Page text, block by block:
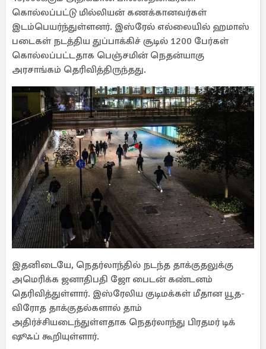
கொல்லப்பட்டு மில்லியன் கணக்கானவர்கள்
இடம்பெயர்ந்துள்ளனர். இஸ்ரேல் எல்லையில் ஹமாஸ்
படைகள் நடத்திய துப்பாக்கிச் சூடில் 1200 பேர்கள்
கொல்லப்பட்டதாக பெஞ்சமின் நெதன்யாகு
அரசாங்கம் தெரிவித்திருந்தது.
இதனிடையே, நெதர்லாந்தில் நடந்த தாக்குதலுக்கு
அமெரிக்க ஜனாதிபதி ஜோ பைடன் கண்டனம்
தெரிவித்துள்ளார். இஸ்ரேலிய குடிமக்கள் மீதான யூத-
விரோத தாக்குதல்களால் தாம்
அதிர்ச்சியடைந்துள்ளதாக நெதர்லாந்து பிரதமர் டிக்
ஷூஃப் கூறியுள்ளார்.